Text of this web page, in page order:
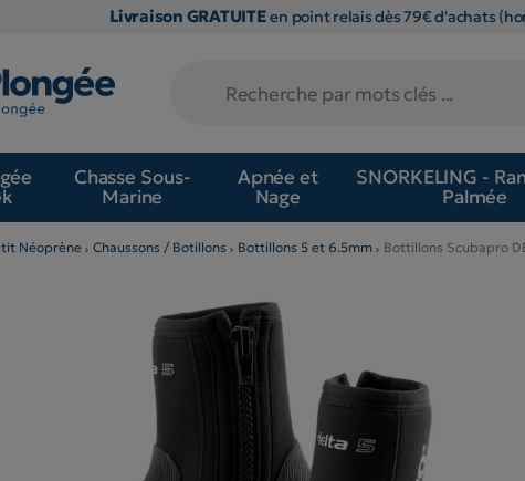
Livraison GRATUITEen point relais dès 79€ d'achats
Chasse Sous-
Marine
Apnée et
Nage
SNORKELING -
Palmée
Néoprène Chaussons / Botillons Bottillons 5 et 6.5mm Bottillons Scubapro